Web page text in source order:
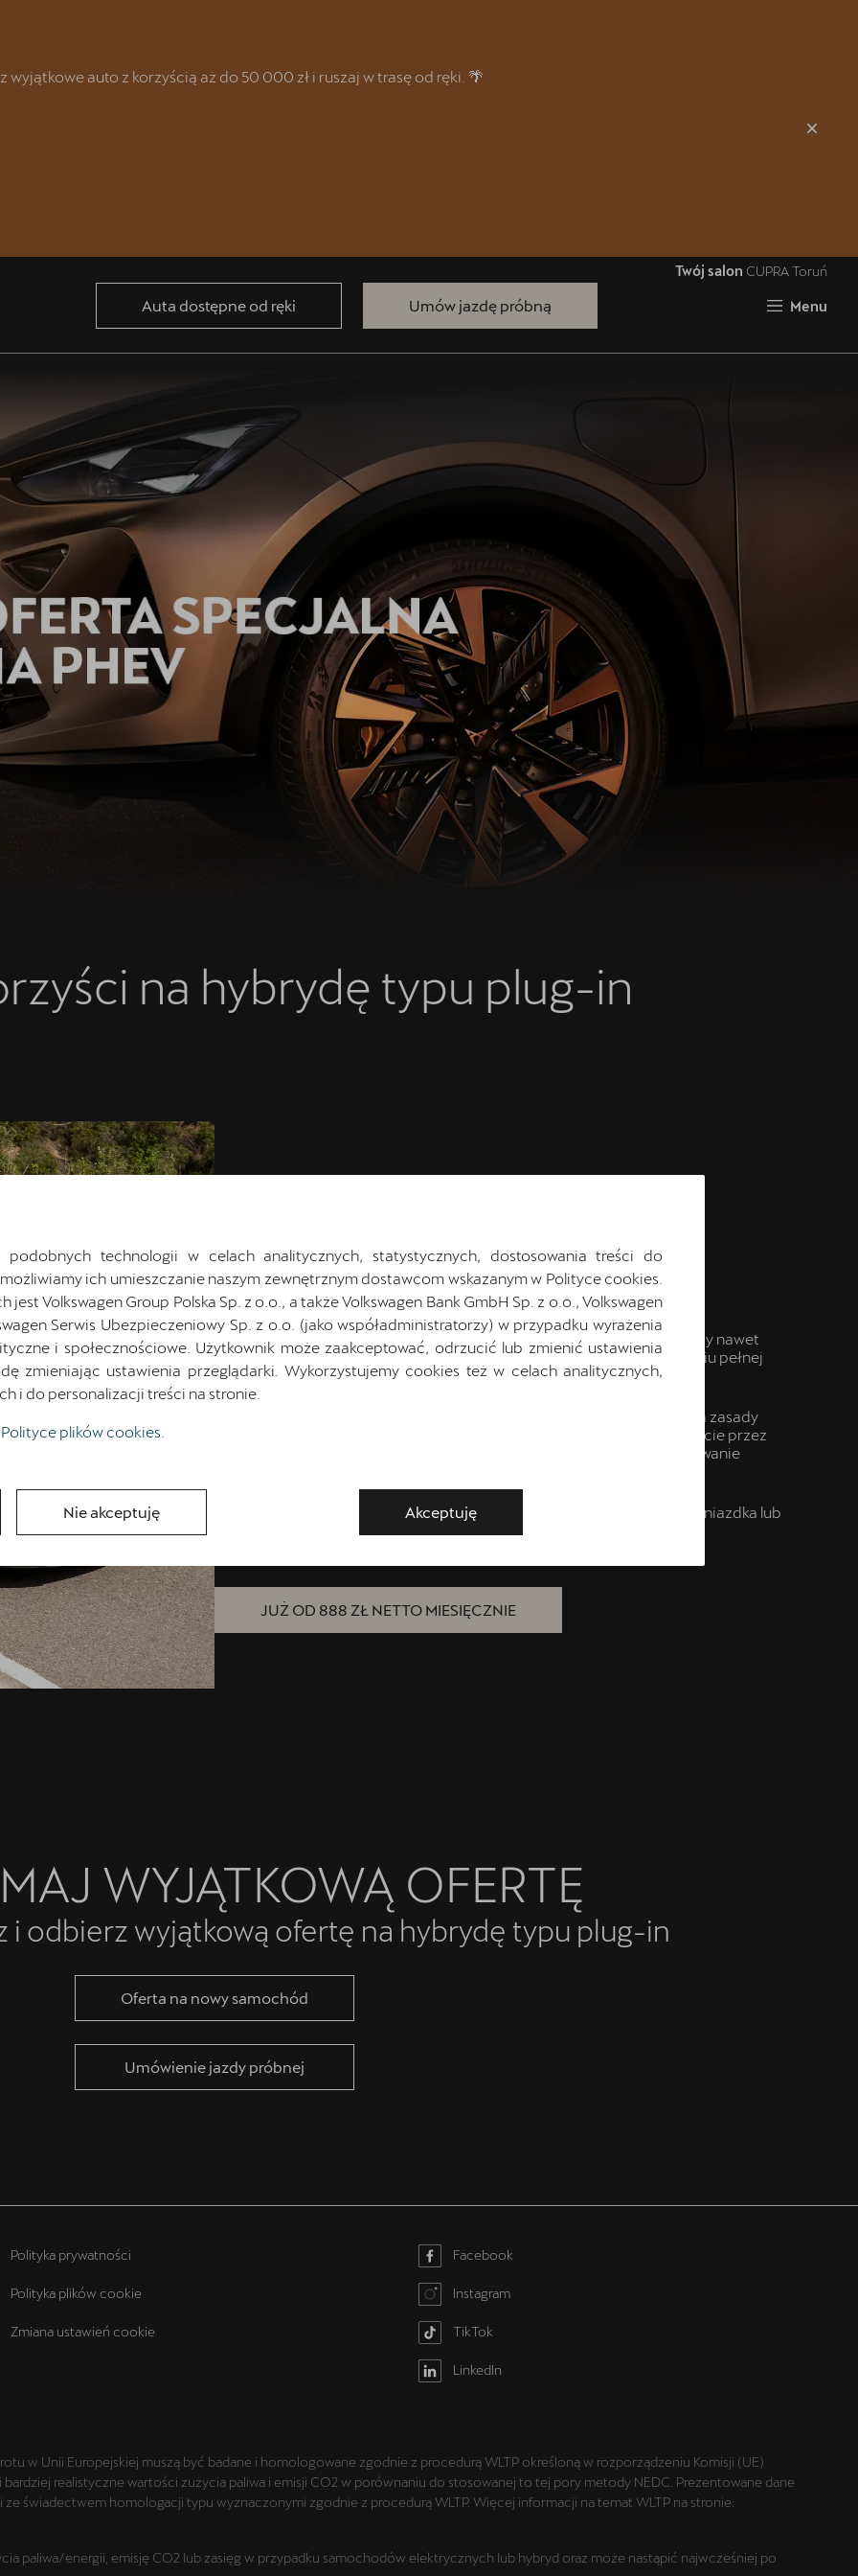
wyjątkowe auto z korzyścią aż do 50 000 zł i ruszaj w trasę od ręki. 🌴
Twój salon CUPRA Toruń
Auta dostępne od ręki Umów jazdę próbną Menu
Bezpłatna jazda próbna
Przetestuj model z wybranym silnikiem
OTOMOTO
Sprawdź najkorzystniejsze oferty
na hybrydę typu plug-in
E-HYBRID
Napęd hybrydowy typu plug-in to idealne rozwiązanie. Układ generujący nawet
272 KMgwarantuje przyspieszenie, które budzi emocje, przy zachowaniu pełnej
kontroli i precyzji prowadzenia.
całkowicie zmienia zasady
gry. Taki dystans pozwala nie tylko na swobodne poruszanie się po mieście przez
cały tydzień na jednym ładowaniu, ale też na bezproblemowe podróżowanie
Baterię z łatwością naładujesz we własnym garażu ze standardowego gniazdka lub
JUŻ OD 888 ZŁ NETTO MIESIĘCZNIE
WYJĄTKOWĄ OFERTĘ
i odbierz wyjątkową ofertę na hybrydę typu plug-in
Oferta na nowy samochód
Umówienie jazdy próbnej
Polityka prywatności
Polityka plików cookie
Zmiana ustawień cookie
Facebook
Instagram
TikTok
LinkedIn
w Unii Europejskiej muszą być badane i homologowane zgodnie z procedurą WLTP określoną w rozporządzeniu Komisji (UE)
bardziej realistyczne wartości zużycia paliwa i emisji CO2 w porównaniu do stosowanej to tej pory metody NEDC. Prezentowane dane
świadectwem homologacji typu wyznaczonymi zgodnie z procedurą WLTP. Więcej informacji na temat WLTP na stronie:
paliwa/energii, emisję CO2 lub zasięg w przypadku samochodów elektrycznych lub hybryd oraz może nastąpić najwcześniej po
technologii w celach analitycznych, statystycznych, dostosowania treści do
ich umieszczanie naszym zewnętrznym dostawcom wskazanym w Polityce cookies.
Volkswagen Group Polska Sp. z o.o., a także Volkswagen Bank GmbH Sp. z o.o., Volkswagen
Serwis Ubezpieczeniowy Sp. z o.o. (jako współadministratorzy) w przypadku wyrażenia
i społecznościowe. Użytkownik może zaakceptować, odrzucić lub zmienić ustawienia
zmieniając ustawienia przeglądarki. Wykorzystujemy cookies też w celach analitycznych,
i do personalizacji treści na stronie.
Polityce plików cookies
Nie akceptuję Akceptuję